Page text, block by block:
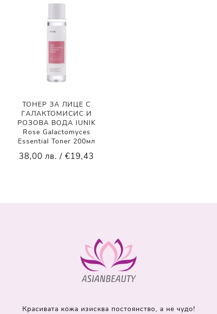
ТОНЕР ЗА ЛИЦЕ С
ГАЛАКТОМИСИС И
РОЗОВА ВОДА IUNIK
Rose Galactomyces
Essential Toner 200мл
38,00 лв. / €19,43
Красивата кожа изисква постоянство, а не чудо!